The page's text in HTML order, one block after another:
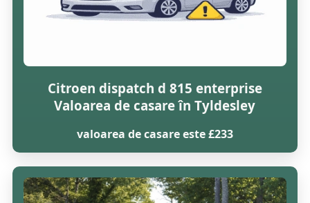
Citroen dispatch d 815 enterprise
Valoarea de casare în Tyldesley
valoarea de casare este £233